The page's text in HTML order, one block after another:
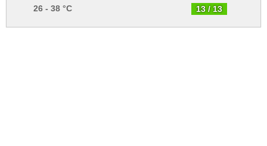
13 / 13
26 - 38 °C